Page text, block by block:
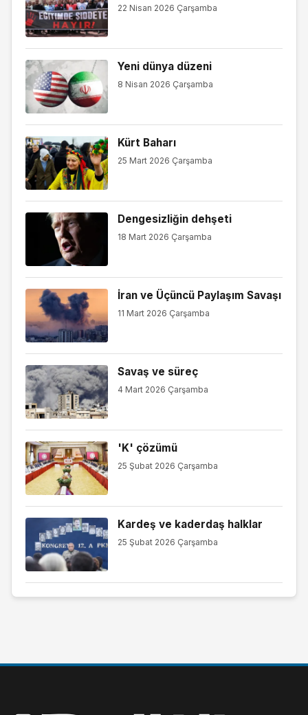
22 Nisan 2026 Çarşamba
Yeni dünya düzeni
8 Nisan 2026 Çarşamba
Kürt Baharı
25 Mart 2026 Çarşamba
Dengesizliğin dehşeti
18 Mart 2026 Çarşamba
İran ve Üçüncü Paylaşım Savaşı
11 Mart 2026 Çarşamba
Savaş ve süreç
4 Mart 2026 Çarşamba
'K' çözümü
25 Şubat 2026 Çarşamba
Kardeş ve kaderdaş halklar
25 Şubat 2026 Çarşamba